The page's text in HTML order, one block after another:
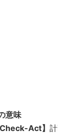
意味
Act】